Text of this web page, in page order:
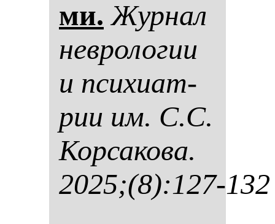
ми. Жур­нал
нев­ро­ло­гии
и пси­хи­ат­
рии им. С.С.
Кор­са­ко­ва.
2025;(8):127-132